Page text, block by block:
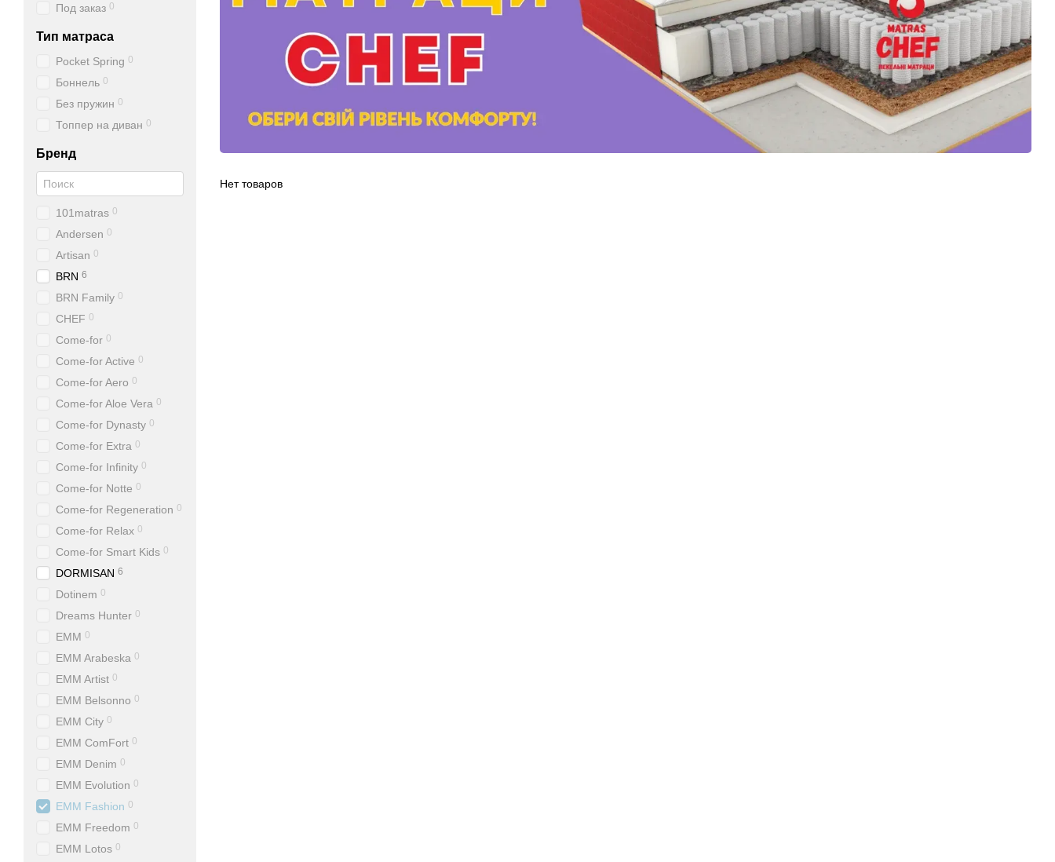
Нет товаров
Под заказ 0
Тип матраса
Pocket Spring 0
Боннель 0
Без пружин 0
Топпер на диван 0
Бренд
101matras 0
Andersen 0
Artisan 0
BRN 6
BRN Family 0
CHEF 0
Come-for 0
Come-for Active 0
Come-for Aero 0
Come-for Aloe Vera 0
Come-for Dynasty 0
Come-for Extra 0
Come-for Infinity 0
Come-for Notte 0
Come-for Regeneration 0
Come-for Relax 0
Come-for Smart Kids 0
DORMISAN 6
Dotinem 0
Dreams Hunter 0
EMM 0
EMM Arabeska 0
EMM Artist 0
EMM Belsonno 0
EMM City 0
EMM ComFort 0
EMM Denim 0
EMM Evolution 0
EMM Fashion 0
EMM Freedom 0
EMM Lotos 0